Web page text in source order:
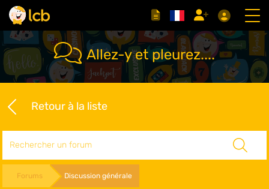
Allez-y et pleurez....
Retour à la liste
Forums Discussion générale